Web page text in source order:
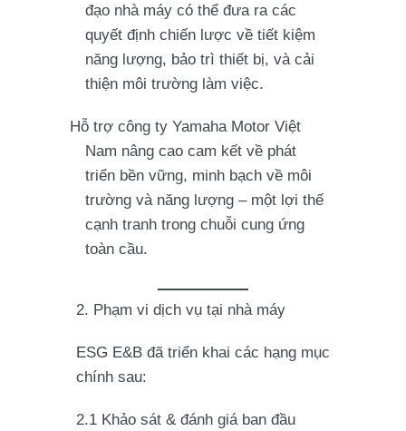
đạo nhà máy có thể đưa ra các
quyết định chiến lược về tiết kiệm
năng lượng, bảo trì thiết bị, và cải
thiện môi trường làm việc.
Hỗ trợ công ty Yamaha Motor Việt
Nam nâng cao cam kết về phát
triển bền vững, minh bạch về môi
trường và năng lượng – một lợi thế
cạnh tranh trong chuỗi cung ứng
toàn cầu.
2. Phạm vi dịch vụ tại nhà máy
ESG E&B đã triển khai các hạng mục
chính sau:
2.1 Khảo sát & đánh giá ban đầu